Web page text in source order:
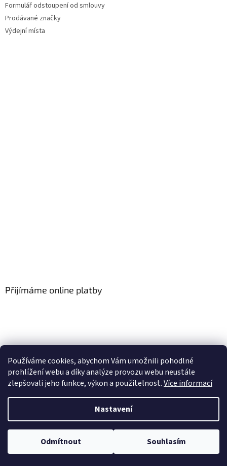
Používáme cookies, abychom Vám umožnili pohodlné
prohlížení webu a díky analýze provozu webu neustále
zlepšovali jeho funkce, výkon a použitelnost.Více informací
Nastavení
Odmítnout Souhlasím
Formulář odstoupení od smlouvy
Prodávané značky
Výdejní místa
Přijímáme online platby
Vytvořil Shoptet